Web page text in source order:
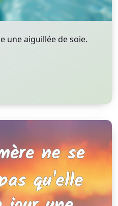
une aiguillée de soie.